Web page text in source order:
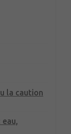
la caution